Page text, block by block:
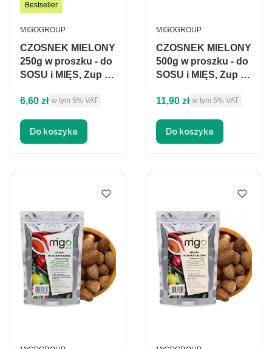
Bestseller
CZOSNEK MIELONY
250g w proszku - do
SOSU i MIĘS, Zup -
PRODUCENT
MIGOGROUP
Cena brutto
6,60 zł w tym %s VAT
w tym 5% VAT
Do koszyka
CZOSNEK MIELONY
500g w proszku - do
SOSU i MIĘS, Zup -
PRODUCENT
MIGOGROUP
Cena brutto
11,90 zł w tym %s VAT
w tym 5% VAT
Do koszyka